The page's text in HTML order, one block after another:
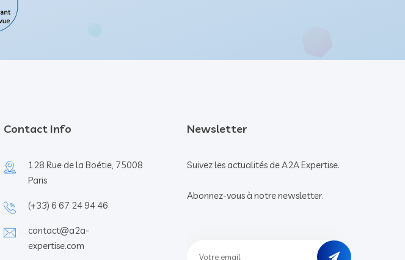
Contact Info
128 Rue de la Boétie, 75008
Paris
(+33) 6 67 24 94 46
contact@a2a-
expertise.com
Newsletter
Suivez les actualités de A2A Expertise.
Abonnez-vous à notre newsletter.